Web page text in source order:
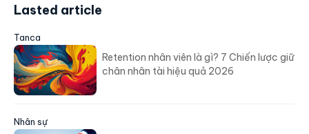
Lasted article
Tanca
Retention nhân viên là gì? 7 Chiến lược giữ
chân nhân tài hiệu quả 2026
Nhân sự